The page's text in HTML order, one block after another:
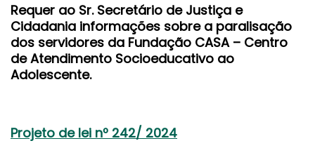
Requer ao Sr. Secretário de Justiça e
Cidadania informações sobre a paralisação
dos servidores da Fundação CASA – Centro
de Atendimento Socioeducativo ao
Adolescente.
Projeto de lei nº 242/ 2024